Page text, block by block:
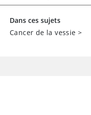
Dans ces sujets
Cancer de la vessie >